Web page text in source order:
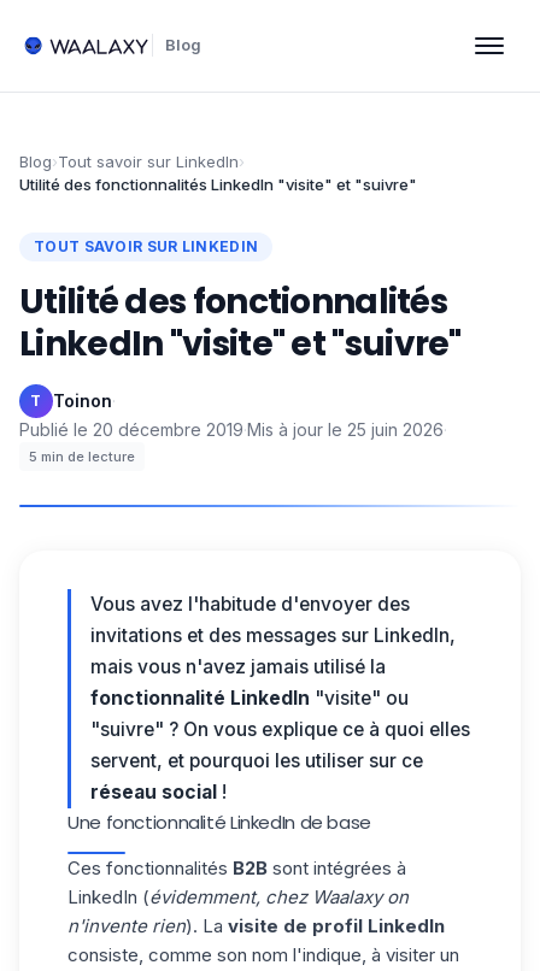
Blog
Blog›Tout savoir sur LinkedIn›
Utilité des fonctionnalités LinkedIn "visite" et "suivre"
TOUT SAVOIR SUR LINKEDIN
Utilité des fonctionnalités
LinkedIn "visite" et "suivre"
T Toinon·
Publié le 20 décembre 2019·Mis à jour le 25 juin 2026·
5 min de lecture
Vous avez l'habitude d'envoyer des
invitations et des messages sur LinkedIn,
mais vous n'avez jamais utilisé la
fonctionnalité LinkedIn "visite" ou
"suivre" ? On vous explique ce à quoi elles
servent, et pourquoi les utiliser sur ce
réseau social !
Une fonctionnalité LinkedIn de base
Ces fonctionnalités B2B sont intégrées à
LinkedIn (évidemment, chez Waalaxy on
n'invente rien). La visite de profil LinkedIn
consiste, comme son nom l'indique, à visiter un